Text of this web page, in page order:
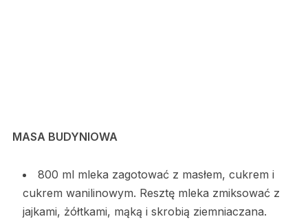
MASA BUDYNIOWA
800 ml mleka zagotować z masłem, cukrem i
cukrem wanilinowym. Resztę mleka zmiksować z
jajkami, żółtkami, mąką i skrobią ziemniaczana.